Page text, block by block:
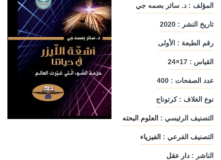
المؤلف : د. سائر بصمه جي
تاريخ النشر : 2020
رقم الطبعة : الأولى
القياس : 17×24
عدد الصفحات : 400
نوع الغلاف : كرتوناج
التصنيف الرئيسي : العلوم البحته
التصنيف الفرعي : الفيزياء
الناشر : دار عقل